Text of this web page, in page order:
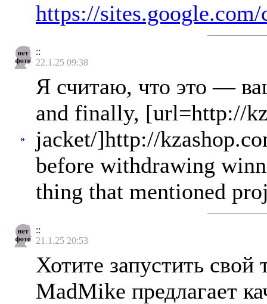
https://
::
22.1.25 09:38
»
Я считаю, что это —
and finally, [url=http://
jacket/]http://
before withdrawing
thing that mentioned
::
21.1.25 20:53
Хотите запустить свой
MadMike предлагает